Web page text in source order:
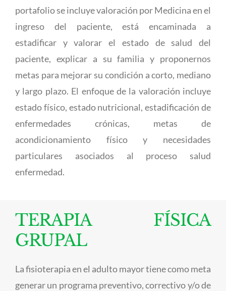
portafolio se incluye valoración por Medicina en el
ingreso del paciente, está encaminada a
estadificar y valorar el estado de salud del
paciente, explicar a su familia y proponernos
metas para mejorar su condición a corto, mediano
y largo plazo. El enfoque de la valoración incluye
estado físico, estado nutricional, estadificación de
enfermedades crónicas, metas de
acondicionamiento físico y necesidades
particulares asociados al proceso salud
enfermedad.
TERAPIA FÍSICA
GRUPAL
La fisioterapia en el adulto mayor tiene como meta
generar un programa preventivo, correctivo y/o de